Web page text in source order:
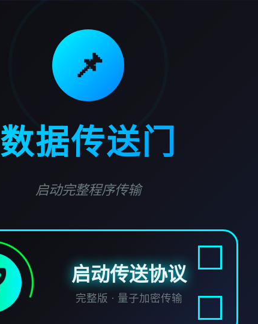
📌
数据传送门
启动完整程序传输
启动传送协议
完整版 · 量子加密传输